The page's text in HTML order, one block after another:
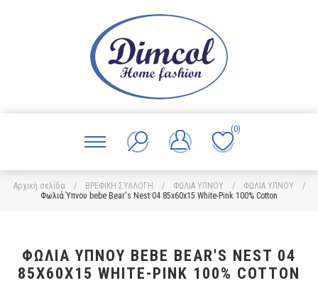
(0)
Αρχική σελίδα / ΒΡΕΦΙΚΗ ΣΥΛΛΟΓΗ / ΦΩΛΙΑ ΥΠΝΟΥ / ΦΩΛΙΑ ΥΠΝΟΥ
/
Φωλιά Ύπνου bebe Bear's Nest 04 85x60x15 White-Pink 100% Cotton
ΦΩΛΙΆ ΎΠΝΟΥ BEBE BEAR'S NEST 04
85X60X15 WHITE-PINK 100% COTTON